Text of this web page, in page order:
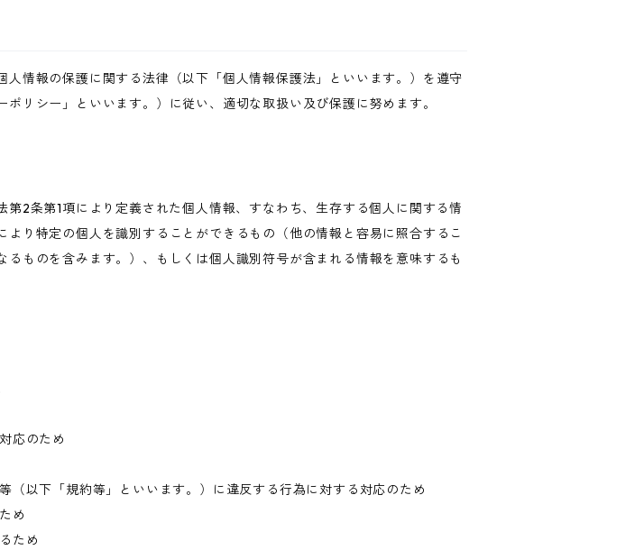
情報の保護に関する法律（以下「個人情報保護法」といいます。）を遵守
リシー」といいます。）に従い、適切な取扱い及び保護に努めます。
2条第1項により定義された個人情報、すなわち、生存する個人に関する情
り特定の個人を識別することができるもの（他の情報と容易に照合するこ
ものを含みます。）、もしくは個人識別符号が含まれる情報を意味するも
応のため
（以下「規約等」といいます。）に違反する行為に対する対応のため
め
ため